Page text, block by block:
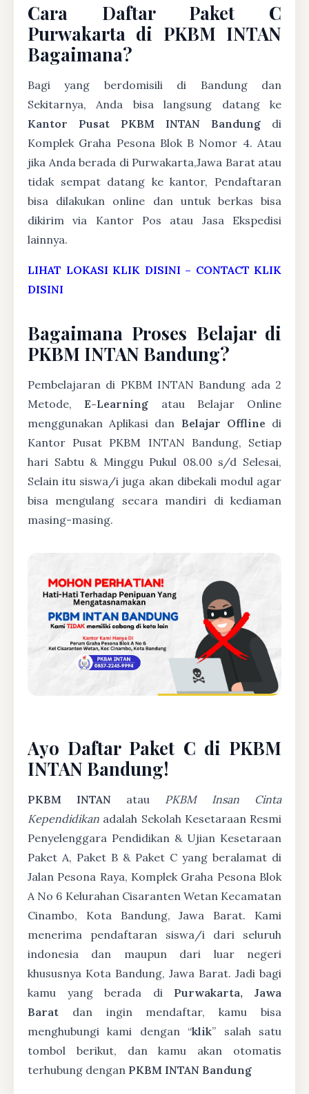
Cara Daftar Paket C
Purwakarta di PKBM INTAN
Bagaimana?
Bagi yang berdomisili di Bandung dan
Sekitarnya, Anda bisa langsung datang ke
Kantor Pusat PKBM INTAN Bandung di
Komplek Graha Pesona Blok B Nomor 4. Atau
jika Anda berada di Purwakarta,Jawa Barat atau
tidak sempat datang ke kantor, Pendaftaran
bisa dilakukan online dan untuk berkas bisa
dikirim via Kantor Pos atau Jasa Ekspedisi
lainnya.
LIHAT LOKASI KLIK DISINI – CONTACT KLIK
DISINI
Bagaimana Proses Belajar di
PKBM INTAN Bandung?
Pembelajaran di PKBM INTAN Bandung ada 2
Metode,E-Learning atau Belajar Online
menggunakan Aplikasi dan Belajar Offline di
Kantor Pusat PKBM INTAN Bandung, Setiap
hari Sabtu & Minggu Pukul 08.00 s/d Selesai,
Selain itu siswa/i juga akan dibekali modul agar
bisa mengulang secara mandiri di kediaman
masing-masing.
Ayo Daftar Paket C di PKBM
INTAN Bandung!
PKBM INTAN atau PKBM Insan Cinta
Kependidikan adalah Sekolah Kesetaraan Resmi
Penyelenggara Pendidikan & Ujian Kesetaraan
Paket A, Paket B & Paket C yang beralamat di
Jalan Pesona Raya, Komplek Graha Pesona Blok
A No 6 Kelurahan Cisaranten Wetan Kecamatan
Cinambo, Kota Bandung, Jawa Barat. Kami
menerima pendaftaran siswa/i dari seluruh
indonesia dan maupun dari luar negeri
khususnya Kota Bandung, Jawa Barat. Jadi bagi
kamu yang berada di Purwakarta, Jawa
Barat dan ingin mendaftar, kamu bisa
menghubungi kami dengan “klik” salah satu
tombol berikut, dan kamu akan otomatis
terhubung dengan PKBM INTAN Bandung